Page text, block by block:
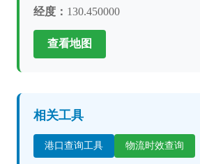
经度： 130.450000
查看地图
相关工具
港口查询工具 物流时效查询